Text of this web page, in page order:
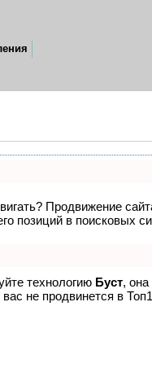
Продвижение
позиций в поисковых
технологию Буст, она
не продвинется в